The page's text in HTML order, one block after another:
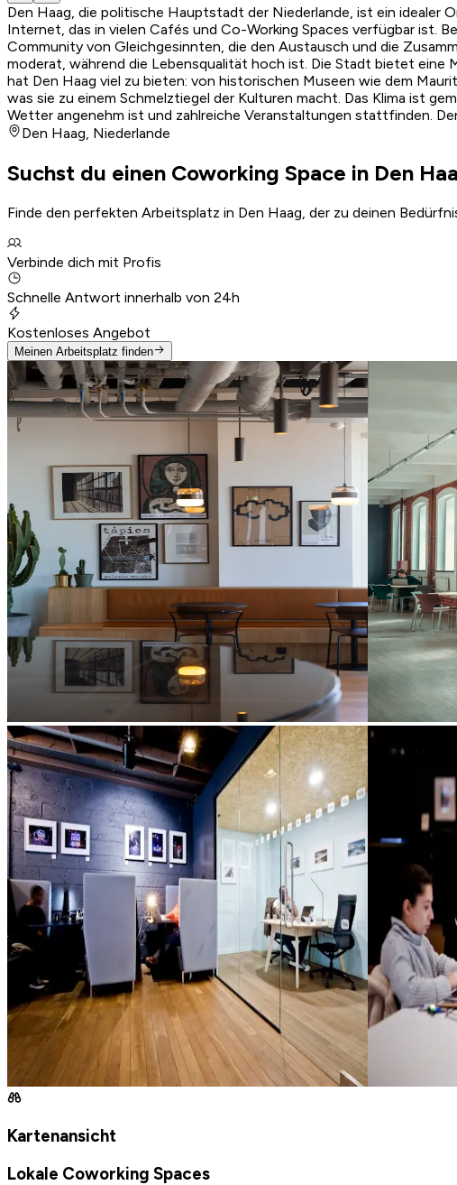
Den Haag, die politische Hauptstadt der Niederlande, ist ein idealer
Internet, das in vielen Cafés und Co-Working Spaces verfügbar ist.
Community von Gleichgesinnten, die den Austausch und die
moderat, während die Lebensqualität hoch ist. Die Stadt bietet eine
hat Den Haag viel zu bieten: von historischen Museen wie dem
was sie zu einem Schmelztiegel der Kulturen macht. Das Klima ist
Wetter angenehm ist und zahlreiche Veranstaltungen stattfinden.
Den Haag, Niederlande
Suchst du einen Coworking Space in Den
Finde den perfekten Arbeitsplatz in Den Haag, der zu deinen
Verbinde dich mit Profis
Schnelle Antwort innerhalb von 24h
Kostenloses Angebot
Meinen Arbeitsplatz finden
Kartenansicht
Lokale Coworking Spaces